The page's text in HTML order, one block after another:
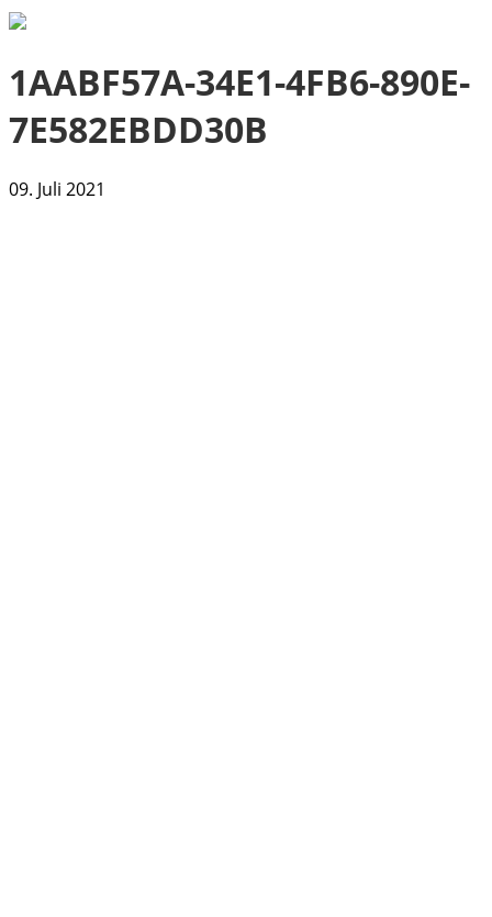
1AABF57A-34E1-4FB6-890E-
7E582EBDD30B
09. Juli 2021